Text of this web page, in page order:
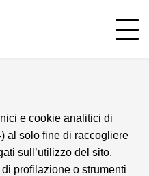
e cookie analitici di
al solo fine di raccogliere
sull’utilizzo del sito.
profilazione o strumenti